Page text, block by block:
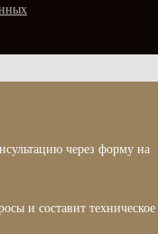
через форму на
и составит техническое